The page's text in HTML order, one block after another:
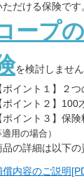
ただける保険です
ープ
を検討しませ
ポイント１】２
ポイント２】100
ポイント３】保
用の場合）
品の詳細は以下の
償内容のご説明